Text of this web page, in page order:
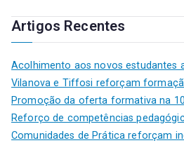
Artigos Recentes
Acolhimento aos novos estudantes
Vilanova e Tiffosi reforçam
Promoção da oferta formativa na
Reforço de competências
Comunidades de Prática reforçam